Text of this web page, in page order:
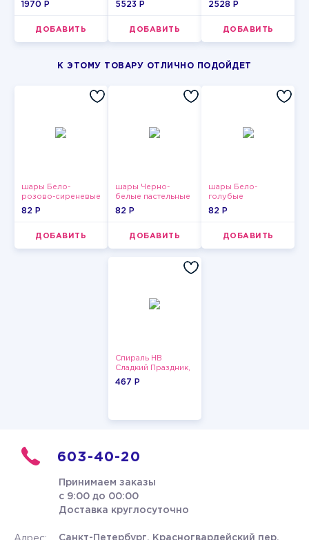
1970 P
ДОБАВИТЬ
5523 P
ДОБАВИТЬ
2528 P
ДОБАВИТЬ
К ЭТОМУ ТОВАРУ ОТЛИЧНО ПОДОЙДЕТ
шары Бело-
розово-сиреневые
пастельные
82 P
ДОБАВИТЬ
шары Черно-
белые пастельные
82 P
ДОБАВИТЬ
шары Бело-
голубые
пастельные
82 P
ДОБАВИТЬ
Спираль HB
Сладкий Праздник,
12 шт.
467 P
603-40-20
Принимаем заказы
с 9:00 до 00:00
Доставка круглосуточно
Санкт-Петербург, Красногвардейский пер.